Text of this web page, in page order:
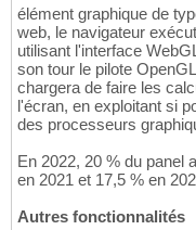
élément graphique de
web, le navigateur
utilisant l'interface
son tour le pilote
chargera de faire les
l'écran, en exploitant si
des processeurs
En 2022, 20 % du panel
en 2021 et 17,5 % en
Autres fonctionnalités